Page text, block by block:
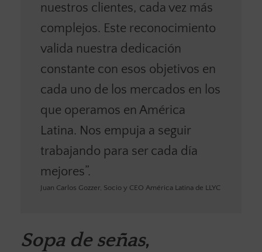
nuestros clientes, cada vez más
complejos. Este reconocimiento
valida nuestra dedicación
constante con esos objetivos en
cada uno de los mercados en los
que operamos en América
Latina. Nos empuja a seguir
trabajando para ser cada día
mejores”.
Juan Carlos Gozzer, Socio y CEO América Latina de LLYC
Sopa de señas,